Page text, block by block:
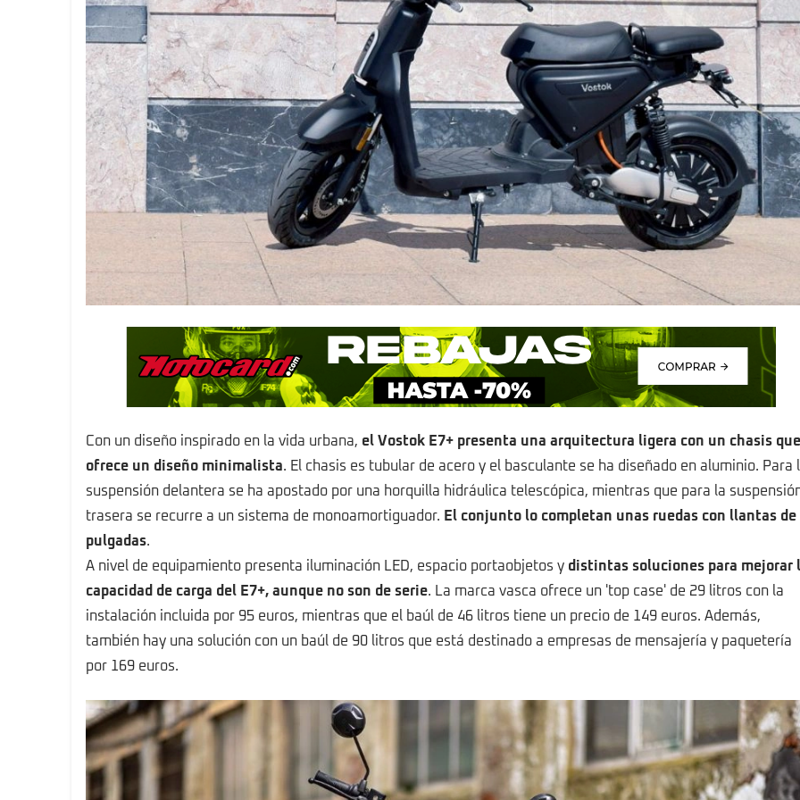
Con un diseño inspirado en la vida urbana, el Vostok E7+ presenta una arquitectura ligera con un chasis que
ofrece un diseño minimalista. El chasis es tubular de acero y el basculante se ha diseñado en aluminio. Para
suspensión delantera se ha apostado por una horquilla hidráulica telescópica, mientras que para la
trasera se recurre a un sistema de monoamortiguador. El conjunto lo completan unas ruedas con llantas de
pulgadas.
A nivel de equipamiento presenta iluminación LED, espacio portaobjetos y distintas soluciones para mejorar
capacidad de carga del E7+, aunque no son de serie. La marca vasca ofrece un 'top case' de 29 litros con la
instalación incluida por 95 euros, mientras que el baúl de 46 litros tiene un precio de 149 euros. Además,
también hay una solución con un baúl de 90 litros que está destinado a empresas de mensajería y paquetería
por 169 euros.